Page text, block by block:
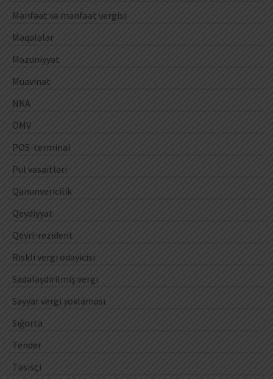
Mənfəət və mənfəət vergisi
Məqalələr
Məzuniyyət
Müavinət
NKA
ÖMV
POS-terminal
Pul vəsaitləri
Qanunvericilik
Qeydiyyat
Qeyri-rezident
Riskli vergi ödəyicisi
Sadələşdirilmiş vergi
Səyyar vergi yoxlaması
Sığorta
Tender
Təsisçi